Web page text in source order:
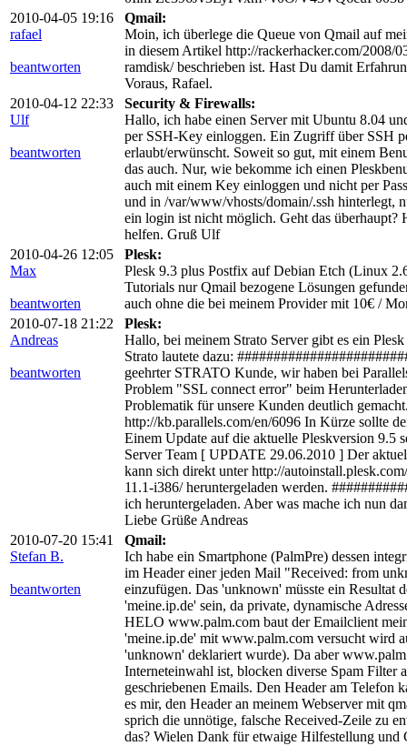
2010-04-05 19:16
rafael
beantworten
Qmail:
Moin, ich überlege die Queue von Qmail auf
in diesem Artikel http://rackerhacker.com/2008/
ramdisk/ beschrieben ist. Hast Du damit
Voraus, Rafael.
2010-04-12 22:33
Ulf
beantworten
Security & Firewalls:
Hallo, ich habe einen Server mit Ubuntu 8.04
per SSH-Key einloggen. Ein Zugriff über SSH
erlaubt/erwünscht. Soweit so gut, mit einem
das auch. Nur, wie bekomme ich einen
auch mit einem Key einloggen und nicht per
und in /var/www/vhosts/domain/.ssh hinterlegt,
ein login ist nicht möglich. Geht das
helfen. Gruß Ulf
2010-04-26 12:05
Max
beantworten
Plesk:
Plesk 9.3 plus Postfix auf Debian Etch (Linux
Tutorials nur Qmail bezogene Lösungen
auch ohne die bei meinem Provider mit 10€ /
2010-07-18 21:22
Andreas
beantworten
Plesk:
Hallo, bei meinem Strato Server gibt es ein
Strato lautete dazu:
geehrter STRATO Kunde, wir haben bei
Problem "SSL connect error" beim
Problematik für unsere Kunden deutlich
http://kb.parallels.com/en/6096 In Kürze sollte
Einem Update auf die aktuelle Pleskversion
Server Team [ UPDATE 29.06.2010 ] Der
kann sich direkt unter http://
11.1-i386/ heruntergeladen werden.
ich heruntergeladen. Aber was mache ich nun
Liebe Grüße Andreas
2010-07-20 15:41
Stefan B.
beantworten
Qmail:
Ich habe ein Smartphone (PalmPre) dessen
im Header einer jeden Mail "Received: from
einzufügen. Das 'unknown' müsste ein Resultat
'meine.ip.de' sein, da private, dynamische
HELO www.palm.com baut der Emailclient
'meine.ip.de' mit www.palm.com versucht wird
'unknown' deklariert wurde). Da aber
Interneteinwahl ist, blocken diverse Spam Filter
geschriebenen Emails. Den Header am Telefon
es mir, den Header an meinem Webserver mit
sprich die unnötige, falsche Received-Zeile zu
das? Wielen Dank für etwaige Hilfestellung und